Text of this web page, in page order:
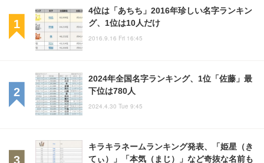
4位は「あちち」2016年珍しい名字ランキン
グ、1位は10人だけ
2016.9.16 Fri 16:45
2024年全国名字ランキング、1位「佐藤」最
下位は780人
2024.4.30 Tue 9:45
キラキラネームランキング発表、「姫星（き
てぃ）」「本気（まじ）」など奇抜な名前も